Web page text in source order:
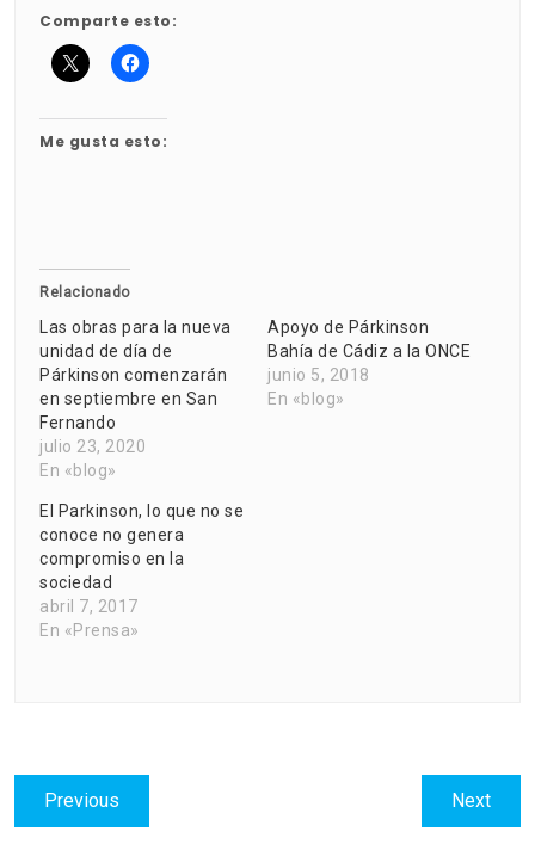
Comparte esto:
Me gusta esto:
Relacionado
Las obras para la nueva
unidad de día de
Párkinson comenzarán
en septiembre en San
Fernando
julio 23, 2020
En «blog»
Apoyo de Párkinson
Bahía de Cádiz a la ONCE
junio 5, 2018
En «blog»
El Parkinson, lo que no se
conoce no genera
compromiso en la
sociedad
abril 7, 2017
En «Prensa»
Navegación
de
Previous
post:
NextNext
post: